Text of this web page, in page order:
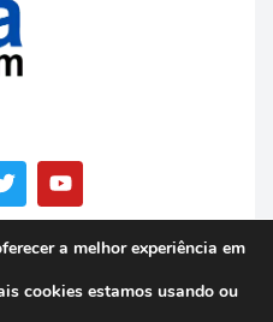
- Todos os direitos
a melhor experiência em
cookies estamos usando ou